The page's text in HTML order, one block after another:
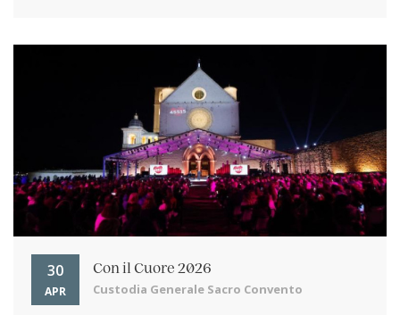
30
APR
Con il Cuore 2026
Custodia Generale Sacro Convento